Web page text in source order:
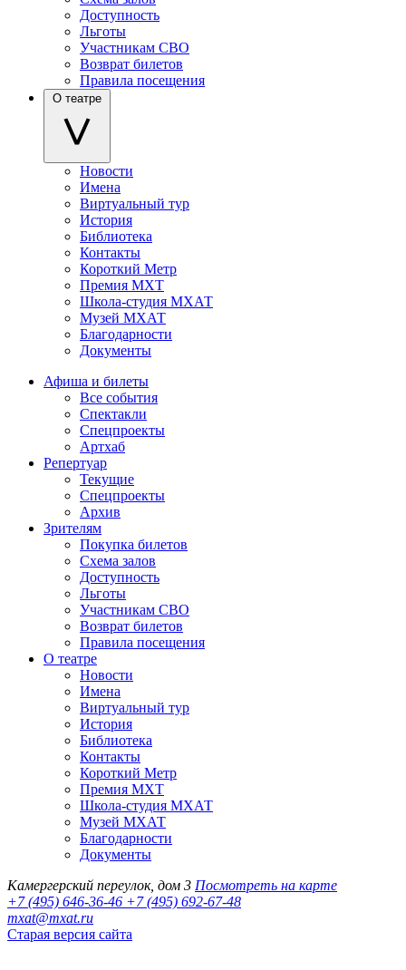
Доступность
Льготы
Участникам СВО
Возврат билетов
Правила посещения
О театре
Новости
Имена
Виртуальный тур
История
Библиотека
Контакты
Короткий Метр
Премия МХТ
Школа-студия МХАТ
Музей МХАТ
Благодарности
Документы
Афиша и билеты
Все события
Спектакли
Спецпроекты
Артхаб
Репертуар
Текущие
Спецпроекты
Архив
Зрителям
Покупка билетов
Схема залов
Доступность
Льготы
Участникам СВО
Возврат билетов
Правила посещения
О театре
Новости
Имена
Виртуальный тур
История
Библиотека
Контакты
Короткий Метр
Премия МХТ
Школа-студия МХАТ
Музей МХАТ
Благодарности
Документы
Камергерский переулок, дом 3 Посмотреть на карте
+7 (495) 646-36-46 +7 (495) 692-67-48‬
mxat@mxat.ru
Старая версия сайта